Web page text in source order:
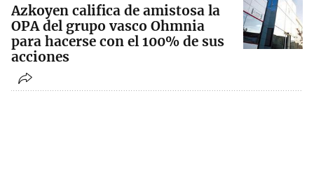
Azkoyen califica de amistosa la
OPA del grupo vasco Ohmnia
para hacerse con el 100% de sus
acciones